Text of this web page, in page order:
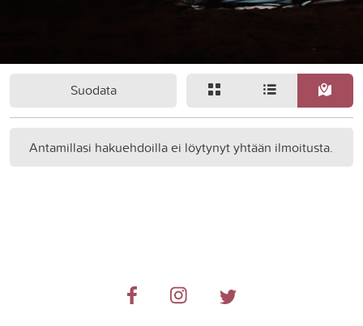
Suodata
Antamillasi hakuehdoilla ei löytynyt yhtään ilmoitusta.